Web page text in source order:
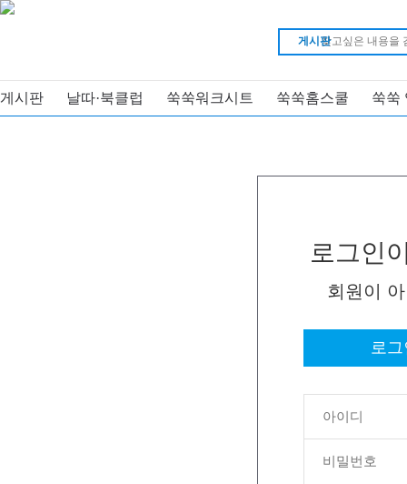
게시판
게시판 날따·북클럽 쑥쑥워크시트 쑥쑥홈스쿨 쑥쑥
로그인
회원이
로